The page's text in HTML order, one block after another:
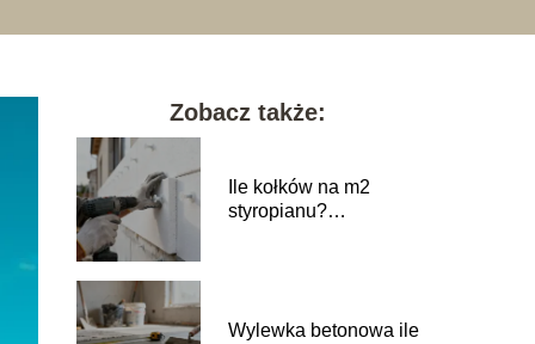
Zobacz także:
Ile kołków na m2
styropianu?
Wylewka betonowa ile